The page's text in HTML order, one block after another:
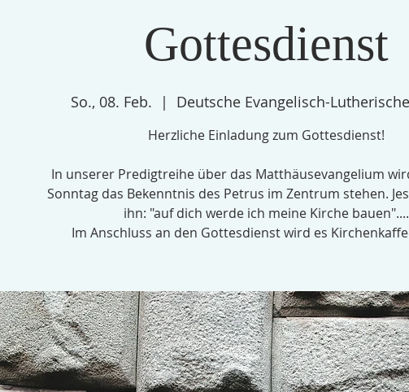
Gottesdienst
So., 08. Feb.
  |
Deutsche Evangelisch-
Herzliche Einladung zum Gottesdienst!
In unserer Predigtreihe über das Matthäusevangelium
Sonntag das Bekenntnis des Petrus im Zentrum stehen.
ihn: "auf dich werde ich meine Kirche bauen"....
Im Anschluss an den Gottesdienst wird es